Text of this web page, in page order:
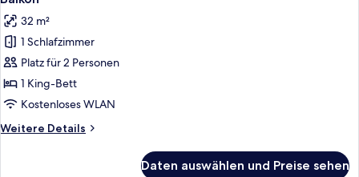
für
Comfort-
Doppel-
oder
-
Zweibettzimmer,
Nichtraucher,
Balkon
32 m²
1 Schlafzimmer
Platz für 2 Personen
1 King-Bett
Kostenloses WLAN
Weitere Details
Weitere
Daten auswählen und Preise sehen